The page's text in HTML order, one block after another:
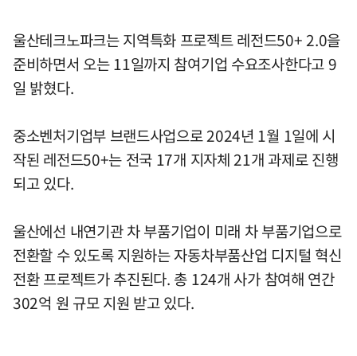
울산테크노파크는 지역특화 프로젝트 레전드50+ 2.0을
준비하면서 오는 11일까지 참여기업 수요조사한다고 9
일 밝혔다.
중소벤처기업부 브랜드사업으로 2024년 1월 1일에 시
작된 레전드50+는 전국 17개 지자체 21개 과제로 진행
되고 있다.
울산에선 내연기관 차 부품기업이 미래 차 부품기업으로
전환할 수 있도록 지원하는 자동차부품산업 디지털 혁신
전환 프로젝트가 추진된다. 총 124개 사가 참여해 연간
302억 원 규모 지원 받고 있다.